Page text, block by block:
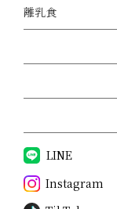
離乳食
LINE
Instagram